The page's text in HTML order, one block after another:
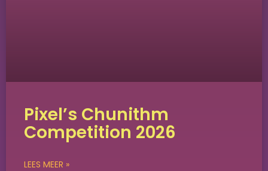
Pixel’s Chunithm
Competition 2026
LEES MEER »